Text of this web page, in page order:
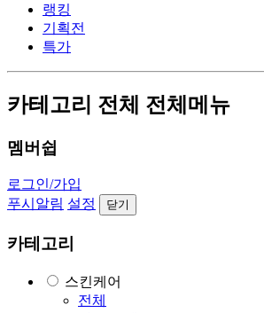
랭킹
기획전
특가
카테고리 전체 전체메뉴
멤버쉽
로그인/가입
푸시알림 설정 닫기
카테고리
스킨케어
전체